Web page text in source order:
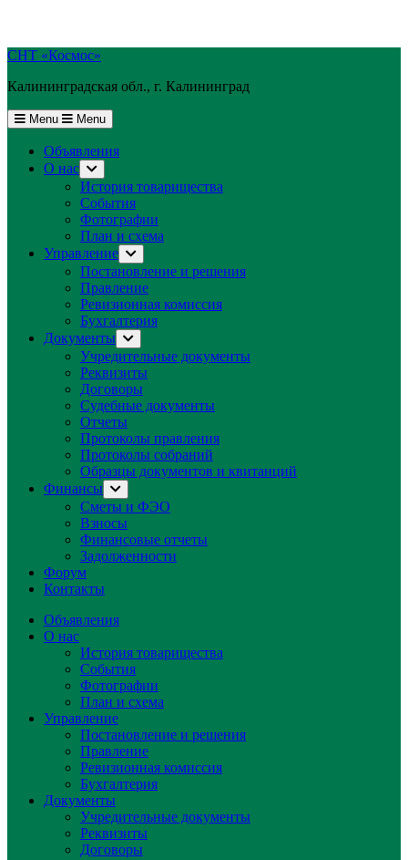
Skip
content
СНТ «Космос»
Калининградская обл., г. Калининград
Menu Menu
Объявления
О нас Show
sub
menu
История товарищества
События
Фотографии
План и схема
Управление Show
sub
menu
Постановление и решения
Правление
Ревизионная комиссия
Бухгалтерия
Документы Show
sub
menu
Учредительные документы
Реквизиты
Договоры
Судебные документы
Отчеты
Протоколы правления
Протоколы собраний
Образцы документов и квитанций
Финансы Show
sub
menu
Сметы и ФЭО
Взносы
Финансовые отчеты
Задолженности
Форум
Контакты
Объявления
О нас
История товарищества
События
Фотографии
План и схема
Управление
Постановление и решения
Правление
Ревизионная комиссия
Бухгалтерия
Документы
Учредительные документы
Реквизиты
Договоры